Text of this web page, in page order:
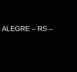
– RS –